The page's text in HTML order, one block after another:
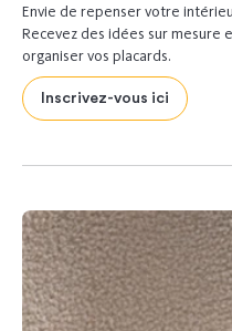
Envie de repenser votre
Recevez des idées sur mesure
organiser vos placards.
Inscrivez-vous ici